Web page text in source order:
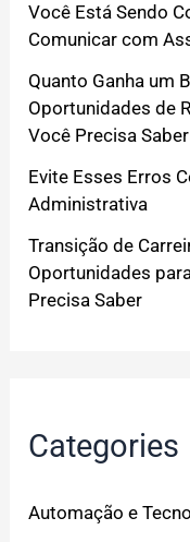
Você Está Sendo
Comunicar com
Quanto Ganha um
Oportunidades de
Você Precisa Saber
Evite Esses Erros
Administrativa
Transição de
Oportunidades
Precisa Saber
Categories
Automação e